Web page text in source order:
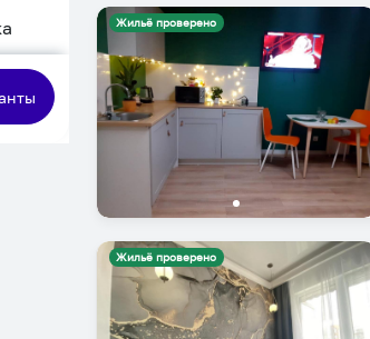
Жильё проверено
Жильё проверено